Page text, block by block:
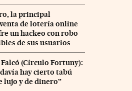
la principal
de lotería online
un hackeo con robo
de sus usuarios
(Círculo Fortuny):
hay cierto tabú
lujo y de dinero”